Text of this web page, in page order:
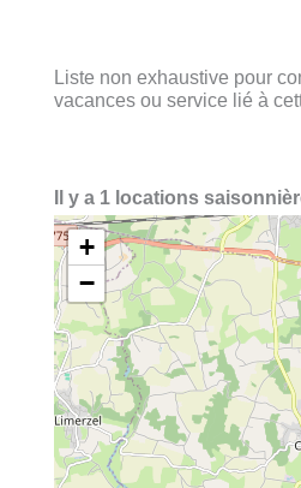
Liste non exhaustive pour
vacances ou service lié à
Il y a 1 locations
+
−